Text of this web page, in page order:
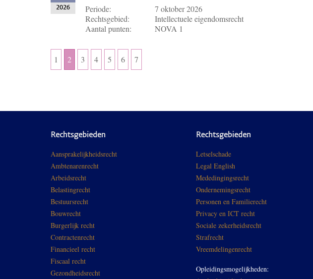
2026 Periode:
7 oktober 2026
Rechtsgebied:
Intellectuele eigendomsrecht
Aantal punten:
NOVA 1
1 2 3 4 5 6 7
Rechtsgebieden
Aansprakelijkheidsrecht
Ambtenarenrecht
Arbeidsrecht
Belastingrecht
Bestuursrecht
Bouwrecht
Burgerlijk recht
Contractenrecht
Financieel recht
Fiscaal recht
Gezondheidsrecht
Rechtsgebieden
Letselschade
Legal English
Mededingingsrecht
Ondernemingsrecht
Personen en Familierecht
Privacy en ICT recht
Sociale zekerheidsrecht
Strafrecht
Vreemdelingenrecht
Opleidingsmogelijkheden: